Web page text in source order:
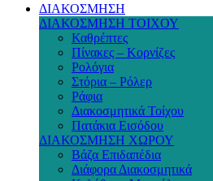
ΔΙΑΚΟΣΜΗΣΗ
ΔΙΑΚΟΣΜΗΣΗ ΤΟΙΧΟΥ
Καθρέπτες
Πίνακες – Κορνίζες
Ρολόγια
Στόρια – Ρόλερ
Ράφια
Διακοσμητικά Τοίχου
Πατάκια Εισόδου
ΔΙΑΚΟΣΜΗΣΗ ΧΩΡΟΥ
Βάζα Επιδαπέδια
Διάφορα Διακοσμητικά